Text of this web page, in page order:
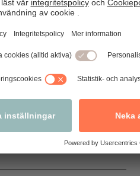
i handeln